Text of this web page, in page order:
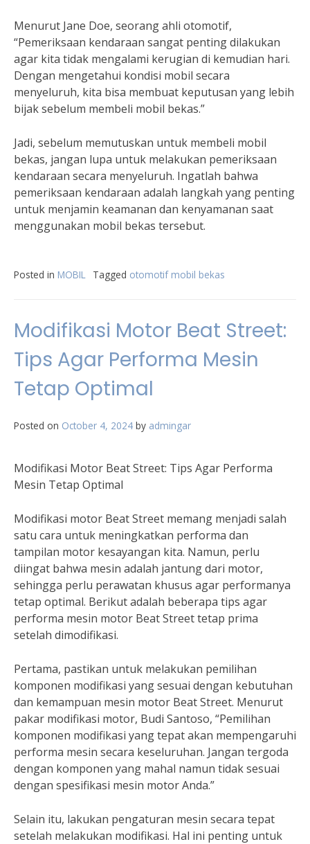
Menurut Jane Doe, seorang ahli otomotif,
“Pemeriksaan kendaraan sangat penting dilakukan
agar kita tidak mengalami kerugian di kemudian hari.
Dengan mengetahui kondisi mobil secara
menyeluruh, kita bisa membuat keputusan yang lebih
bijak sebelum membeli mobil bekas.”
Jadi, sebelum memutuskan untuk membeli mobil
bekas, jangan lupa untuk melakukan pemeriksaan
kendaraan secara menyeluruh. Ingatlah bahwa
pemeriksaan kendaraan adalah langkah yang penting
untuk menjamin keamanan dan kenyamanan saat
menggunakan mobil bekas tersebut.
Posted in MOBIL Tagged otomotif mobil bekas
Modifikasi Motor Beat Street:
Tips Agar Performa Mesin
Tetap Optimal
Posted on October 4, 2024 by admingar
Modifikasi Motor Beat Street: Tips Agar Performa
Mesin Tetap Optimal
Modifikasi motor Beat Street memang menjadi salah
satu cara untuk meningkatkan performa dan
tampilan motor kesayangan kita. Namun, perlu
diingat bahwa mesin adalah jantung dari motor,
sehingga perlu perawatan khusus agar performanya
tetap optimal. Berikut adalah beberapa tips agar
performa mesin motor Beat Street tetap prima
setelah dimodifikasi.
Pertama, pastikan untuk melakukan pemilihan
komponen modifikasi yang sesuai dengan kebutuhan
dan kemampuan mesin motor Beat Street. Menurut
pakar modifikasi motor, Budi Santoso, “Pemilihan
komponen modifikasi yang tepat akan mempengaruhi
performa mesin secara keseluruhan. Jangan tergoda
dengan komponen yang mahal namun tidak sesuai
dengan spesifikasi mesin motor Anda.”
Selain itu, lakukan pengaturan mesin secara tepat
setelah melakukan modifikasi. Hal ini penting untuk